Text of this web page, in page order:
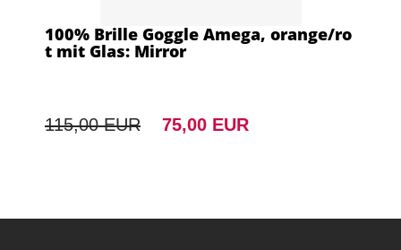
100% Brille Goggle Amega, orange/ro
t mit Glas: Mirror
115,00 EUR 75,00 EUR